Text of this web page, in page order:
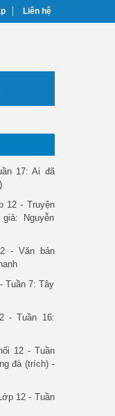
Liên hệ
17: Ai đã
12 - Truyện
Nguyễn
- Văn bản
Tuần 7: Tây
- Tuần 16:
12 - Tuần
đà (trích) -
12 - Tuần